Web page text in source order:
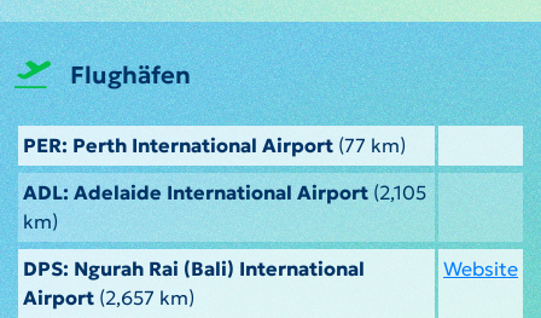
Flughäfen
PER: Perth International Airport (77 km)
ADL: Adelaide International Airport(2,105
km)
DPS: Ngurah Rai (Bali) International
Airport (2,657 km)
Website